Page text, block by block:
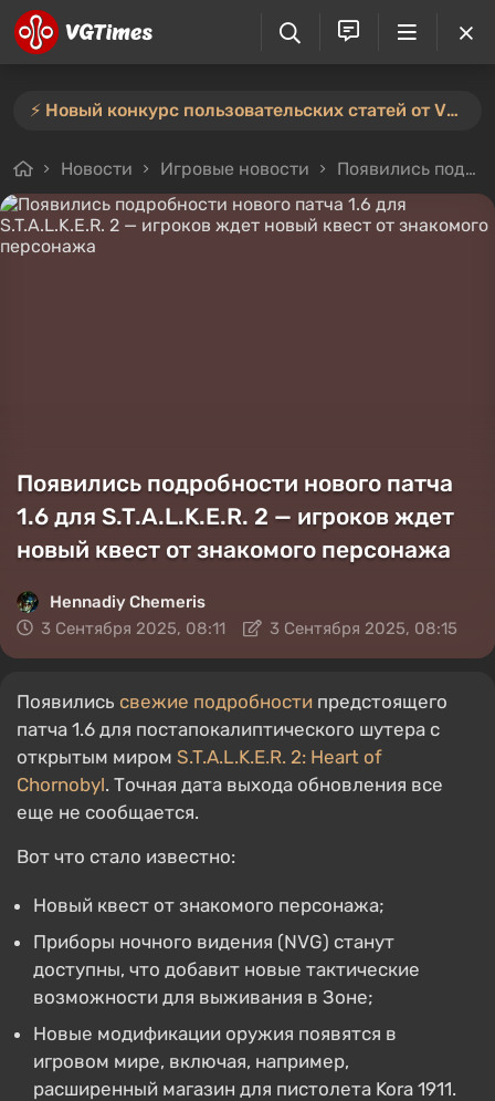
⚡️ Новый конкурс пользовательских статей от VGTimes — участвуйте тут ⚡️
Новости Игровые новости Появились подробности нового патча 1.6 для S.T.A.L.K.E.R. 2 — игроков ждет новый квест от знакомого персонажа
Появились подробности нового патча
1.6 для S.T.A.L.K.E.R. 2 — игроков ждет
новый квест от знакомого персонажа
Hennadiy Chemеris
3 Сентября 2025, 08:11
3 Сентября 2025, 08:15
Появились свежие подробности предстоящего
патча 1.6 для постапокалиптического шутера с
открытым миром S.T.A.L.K.E.R. 2: Heart of
Chornobyl. Точная дата выхода обновления все
еще не сообщается.
Вот что стало известно:
Новый квест от знакомого персонажа;
Приборы ночного видения (NVG) станут
доступны, что добавит новые тактические
возможности для выживания в Зоне;
Новые модификации оружия появятся в
игровом мире, включая, например,
расширенный магазин для пистолета Kora 1911.